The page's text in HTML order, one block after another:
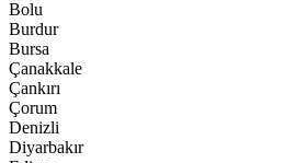
Bolu
Burdur
Bursa
Çanakkale
Çankırı
Çorum
Denizli
Diyarbakır